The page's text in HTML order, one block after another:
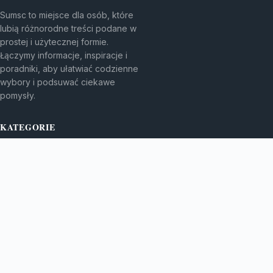
Sumsc to miejsce dla osób, które
lubią różnorodne treści podane w
prostej i użytecznej formie.
Łączymy informacje, inspiracje i
poradniki, aby ułatwiać codzienne
wybory i podsuwać ciekawe
pomysły.
KATEGORIE